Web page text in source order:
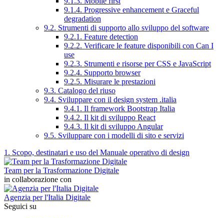
9.1.4. Progressive enhancement e Graceful
degradation
9.2. Strumenti di supporto allo sviluppo del software
9.2.1. Feature detection
9.2.2. Verificare le feature disponibili con Can I
use
9.2.3. Strumenti e risorse per CSS e JavaScript
9.2.4. Supporto browser
9.2.5. Misurare le prestazioni
9.3. Catalogo del riuso
9.4. Sviluppare con il design system .italia
9.4.1. Il framework Bootstrap Italia
9.4.2. Il kit di sviluppo React
9.4.3. Il kit di sviluppo Angular
9.5. Sviluppare con i modelli di sito e servizi
1. Scopo, destinatari e uso del Manuale operativo di design
Team per la Trasformazione Digitale
in collaborazione con
Agenzia per l'Italia Digitale
Seguici su